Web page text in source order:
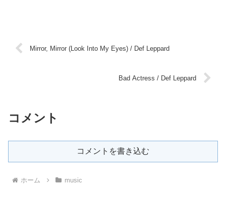
Mirror, Mirror (Look Into My Eyes) / Def Leppard
Bad Actress / Def Leppard
コメント
コメントを書き込む
ホーム music